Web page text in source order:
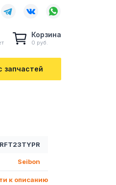
Корзина
0 руб.
запчастей
RFT23TYPR
Seibon
к описанию